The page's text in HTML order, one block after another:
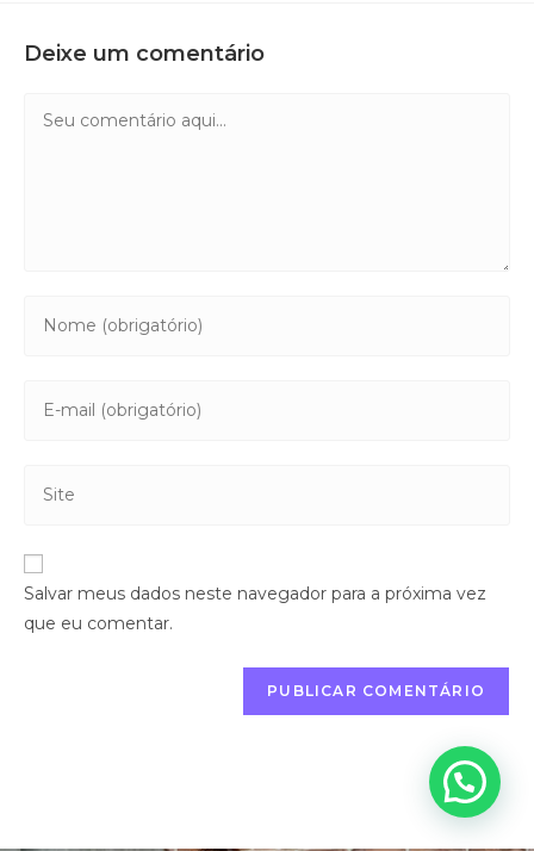
Deixe um comentário
Salvar meus dados neste navegador para a próxima vez
que eu comentar.